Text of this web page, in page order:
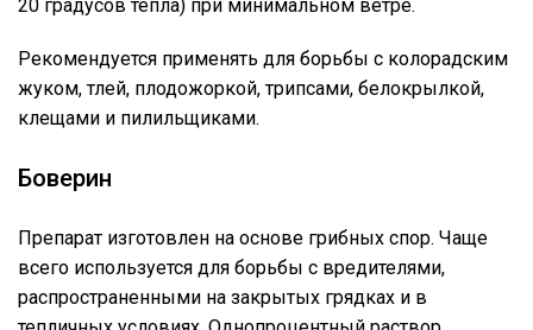
20 градусов тепла) при минимальном ветре.
Рекомендуется применять для борьбы с колорадским
жуком, тлей, плодожоркой, трипсами, белокрылкой,
клещами и пилильщиками.
Боверин
Препарат изготовлен на основе грибных спор. Чаще
всего используется для борьбы с вредителями,
распространенными на закрытых грядках и в